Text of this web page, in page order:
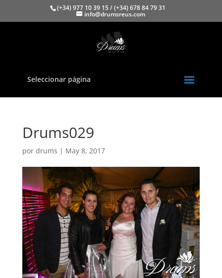
(+34) 977 10 39 15 / (+34) 678 84 79 31
info@drumsreus.com
Seleccionar página
Drums029
por drums | May 8, 2017